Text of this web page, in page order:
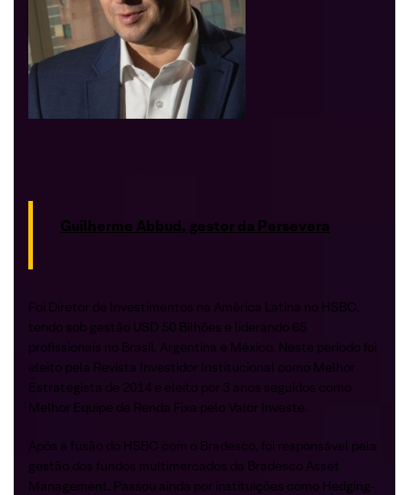
Guilherme Abbud, gestor da Persevera
Foi Diretor de Investimentos na América Latina no HSBC,
tendo sob gestão USD 50 Bilhões e liderando 65
profissionais no Brasil, Argentina e México. Neste período foi
eleito pela Revista Investidor Institucional como Melhor
Estrategista de 2014 e eleito por 3 anos seguidos como
Melhor Equipe de Renda Fixa pelo Valor Investe.
Após a fusão do HSBC com o Bradesco, foi responsável pela
gestão dos fundos multimercados da Bradesco Asset
Management. Passou ainda por instituições como Hedging-